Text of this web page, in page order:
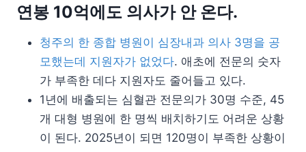
연봉 10억에도 의사가 안 온다.
청주의 한 종합 병원이 심장내과 의사 3명을 공
모했는데 지원자가 없었다. 애초에 전문의 숫자
가 부족한 데다 지원자도 줄어들고 있다.
1년에 배출되는 심혈관 전문의가 30명 수준, 45
개 대형 병원에 한 명씩 배치하기도 어려운 상황
이 된다. 2025년이 되면 120명이 부족한 상황이